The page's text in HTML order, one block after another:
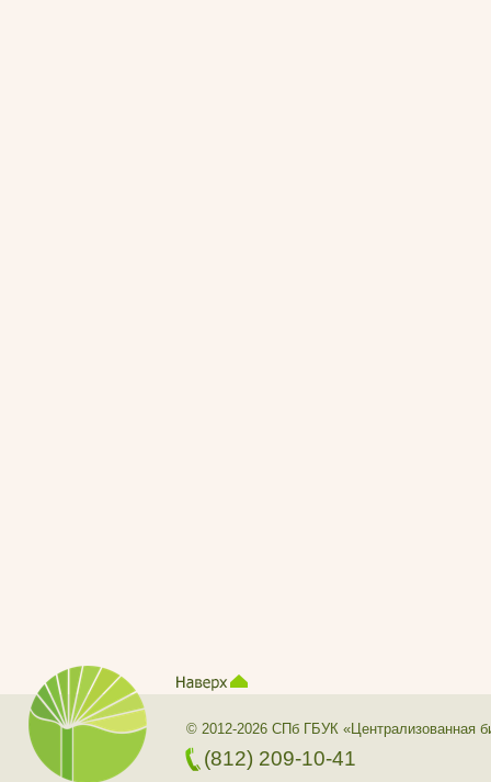
© 2012-2026 СПб ГБУК «Централизованная
(812) 209-10-41